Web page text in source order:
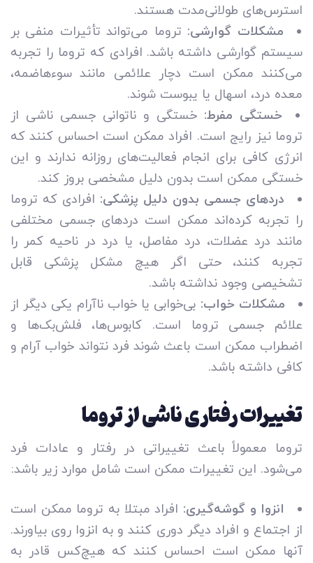
استرس‌های طولانی‌مدت هستند.
مشکلات گوارشی: تروما می‌تواند تأثیرات منفی بر
سیستم گوارشی داشته باشد. افرادی که تروما را تجربه
می‌کنند ممکن است دچار علائمی مانند سوءهاضمه،
معده درد، اسهال یا یبوست شوند.
خستگی مفرط: خستگی و ناتوانی جسمی ناشی از
تروما نیز رایج است. افراد ممکن است احساس کنند که
انرژی کافی برای انجام فعالیت‌های روزانه ندارند و این
خستگی ممکن است بدون دلیل مشخصی بروز کند.
دردهای جسمی بدون دلیل پزشکی: افرادی که تروما
را تجربه کرده‌اند ممکن است دردهای جسمی مختلفی
مانند درد عضلات، درد مفاصل، یا درد در ناحیه کمر را
تجربه کنند، حتی اگر هیچ مشکل پزشکی قابل
تشخیصی وجود نداشته باشد.
مشکلات خواب: بی‌خوابی یا خواب ناآرام یکی دیگر از
علائم جسمی تروما است. کابوس‌ها، فلش‌بک‌ها و
اضطراب ممکن است باعث شوند فرد نتواند خواب آرام و
کافی داشته باشد.
تغییرات رفتاری ناشی از تروما
تروما معمولاً باعث تغییراتی در رفتار و عادات فرد
می‌شود. این تغییرات ممکن است شامل موارد زیر باشد:
انزوا و گوشه‌گیری: افراد مبتلا به تروما ممکن است
از اجتماع و افراد دیگر دوری کنند و به انزوا روی بیاورند.
آنها ممکن است احساس کنند که هیچ‌کس قادر به